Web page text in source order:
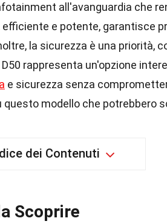
all'avanguardia che
efficiente e potente, garantisce
la sicurezza è una priorità,
rappresenta un'opzione
e sicurezza senza
modello che potrebbero
dei Contenuti
Scoprire